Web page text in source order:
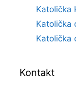
Katolička
Katolička
Katolička
Kontakt